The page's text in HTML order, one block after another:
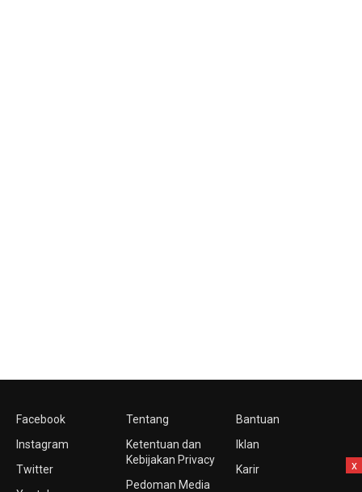
Facebook
Instagram
Twitter
Tentang
Ketentuan dan
Kebijakan Privacy
Pedoman Media
Bantuan
Iklan
Karir
x